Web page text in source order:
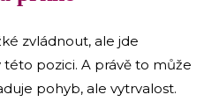
zvládnout, ale jde
pozici. A právě to může
pohyb, ale vytrvalost.